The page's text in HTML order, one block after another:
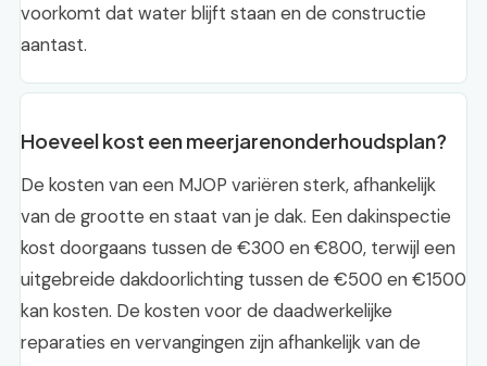
voorkomt dat water blijft staan en de constructie
aantast.
Hoeveel kost een meerjarenonderhoudsplan?
De kosten van een MJOP variëren sterk, afhankelijk
van de grootte en staat van je dak. Een dakinspectie
kost doorgaans tussen de €300 en €800, terwijl een
uitgebreide dakdoorlichting tussen de €500 en €1500
kan kosten. De kosten voor de daadwerkelijke
reparaties en vervangingen zijn afhankelijk van de